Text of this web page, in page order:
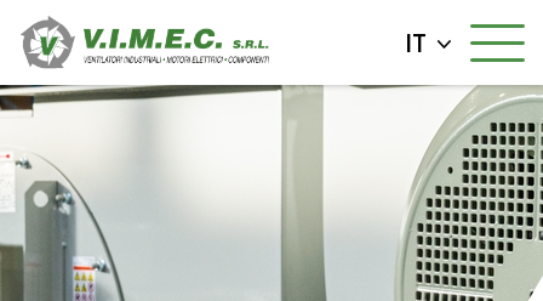
IT